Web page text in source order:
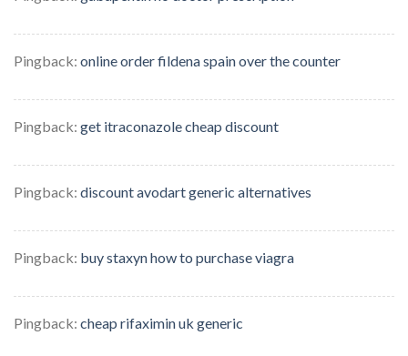
Pingback: online order fildena spain over the counter
Pingback: get itraconazole cheap discount
Pingback: discount avodart generic alternatives
Pingback: buy staxyn how to purchase viagra
Pingback: cheap rifaximin uk generic